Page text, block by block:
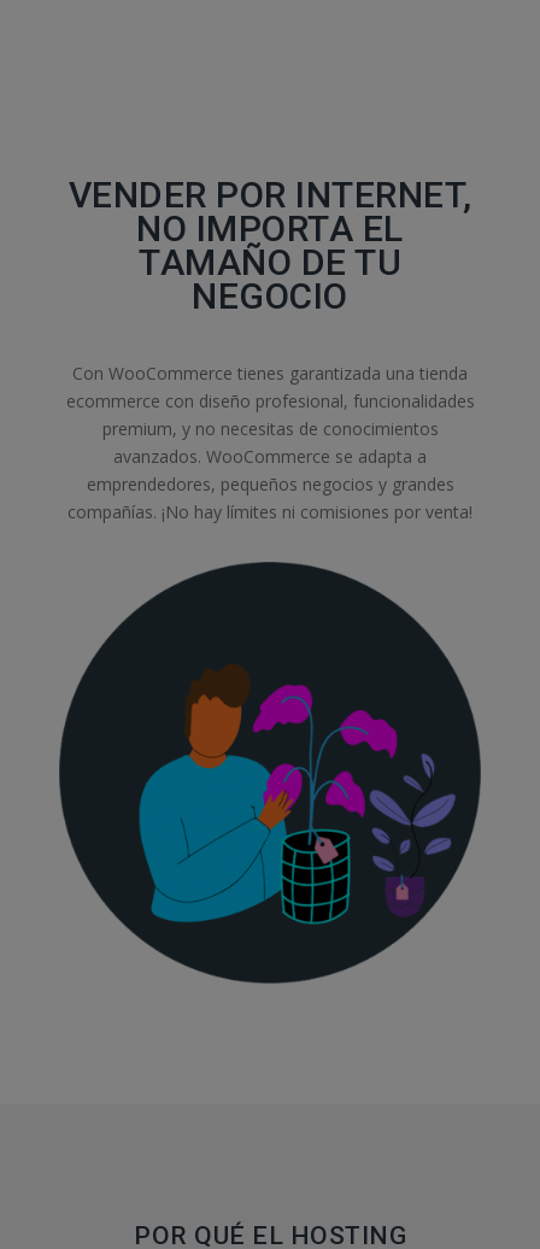
VENDER POR INTERNET,
NO IMPORTA EL
TAMAÑO DE TU
NEGOCIO
Con WooCommerce tienes garantizada una tienda
ecommerce con diseño profesional, funcionalidades
premium, y no necesitas de conocimientos
avanzados. WooCommerce se adapta a
emprendedores, pequeños negocios y grandes
compañías. ¡No hay límites ni comisiones por venta!
POR QUÉ EL HOSTING